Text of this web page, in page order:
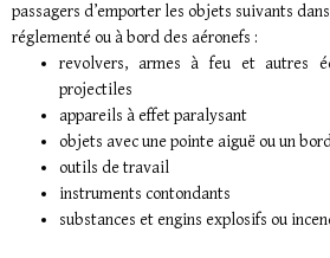
passagers d’emporter les objets suivants
réglementé ou à bord des aéronefs :
revolvers, armes à feu et autres
projectiles
appareils à effet paralysant
objets avec une pointe aiguë ou un
outils de travail
instruments contondants
substances et engins explosifs ou